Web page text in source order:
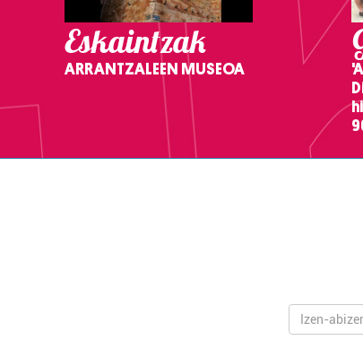
Eskaintzak
ARRANTZALEEN MUSEOA